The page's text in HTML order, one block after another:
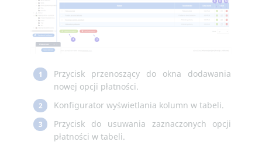
1
Przycisk przenoszący do okna dodawania
nowej opcji płatności.
2 Konfigurator wyświetlania kolumn w tabeli.
3
Przycisk do usuwania zaznaczonych opcji
płatności w tabeli.